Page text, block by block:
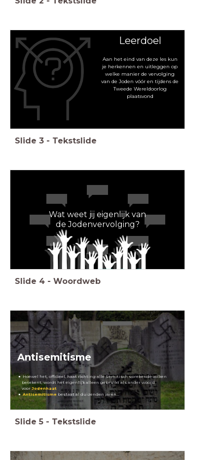
Leerdoel
Aan het eind van deze les kun
je herkennen en uitleggen op
welke manier de vervolging
van de Joden vóór en tijdens de
Tweede Wereldoorlog
plaatsvond
Slide 3 - Tekstslide
Wat weet jij eigenlijk van
de Jodenvervolging?
Slide 4 - Woordweb
Antisemitisme
Hoewel het, officieel, haat richting alle Semitisch sprekende volken
betekent, wordt het eigenlijk alleen gebruikt als ander woord
voorJodenhaat
Antisemitisme bestaat al duizenden jaren...
Slide 5 - Tekstslide